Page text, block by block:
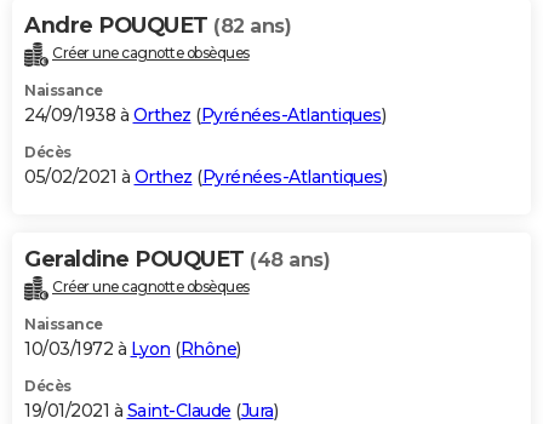
Andre POUQUET (82 ans)
Créer une cagnotte obsèques
Naissance
24/09/1938 à Orthez (Pyrénées-Atlantiques)
Décès
05/02/2021 à Orthez (Pyrénées-Atlantiques)
Geraldine POUQUET (48 ans)
Créer une cagnotte obsèques
Naissance
10/03/1972 à Lyon (Rhône)
Décès
19/01/2021 à Saint-Claude (Jura)